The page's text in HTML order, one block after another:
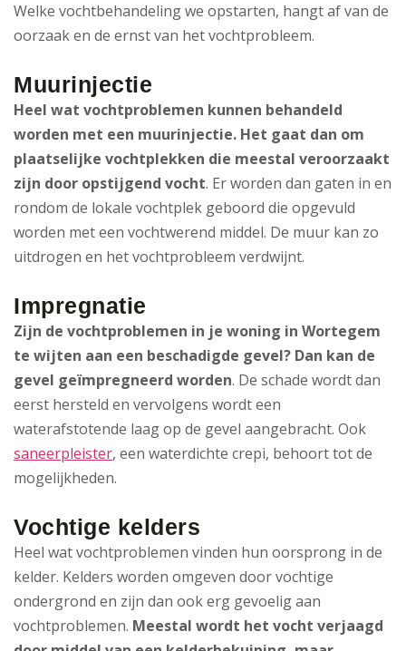
Welke vochtbehandeling we opstarten, hangt af van de
oorzaak en de ernst van het vochtprobleem.
Muurinjectie
Heel wat vochtproblemen kunnen behandeld
worden met een muurinjectie. Het gaat dan om
plaatselijke vochtplekken die meestal veroorzaakt
zijn door opstijgend vocht. Er worden dan gaten in en
rondom de lokale vochtplek geboord die opgevuld
worden met een vochtwerend middel. De muur kan zo
uitdrogen en het vochtprobleem verdwijnt.
Impregnatie
Zijn de vochtproblemen in je woning in Wortegem
te wijten aan een beschadigde gevel? Dan kan de
gevel geïmpregneerd worden. De schade wordt dan
eerst hersteld en vervolgens wordt een
waterafstotende laag op de gevel aangebracht. Ook
saneerpleister, een waterdichte crepi, behoort tot de
mogelijkheden.
Vochtige kelders
Heel wat vochtproblemen vinden hun oorsprong in de
kelder. Kelders worden omgeven door vochtige
ondergrond en zijn dan ook erg gevoelig aan
vochtproblemen. Meestal wordt het vocht verjaagd